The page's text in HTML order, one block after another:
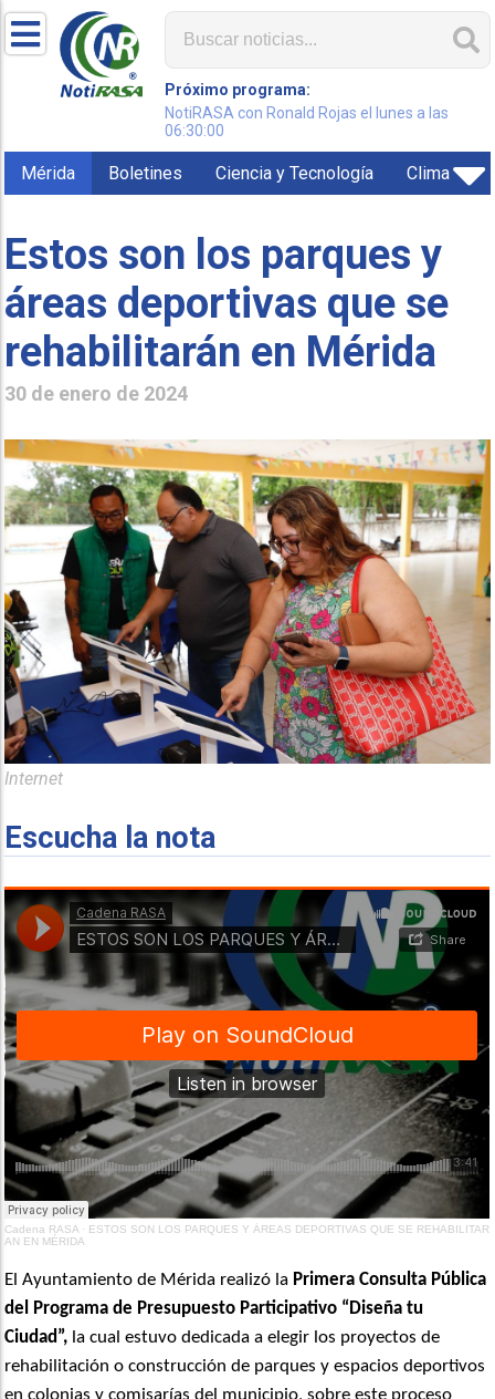
Próximo programa:
NotiRASA con Ronald Rojas el lunes a las
06:30:00
Mérida Boletines Ciencia y Tecnología Clima
Estos son los parques y
áreas deportivas que se
rehabilitarán en Mérida
30 de enero de 2024
Internet
Escucha la nota
Cadena RASA · ESTOS SON LOS PARQUES Y ÁREAS DEPORTIVAS QUE SE REHABILITAR
AN EN MÉRIDA
El Ayuntamiento de Mérida realizó la Primera Consulta Pública
del Programa de Presupuesto Participativo “Diseña tu
Ciudad”, la cual estuvo dedicada a elegir los proyectos de
rehabilitación o construcción de parques y espacios deportivos
en colonias y comisarías del municipio, sobre este proceso